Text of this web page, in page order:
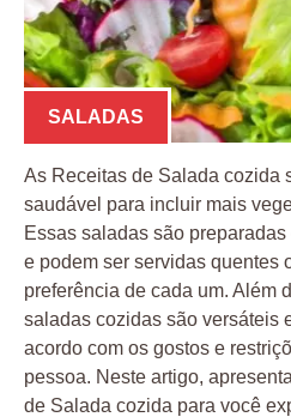
SALADAS
As Receitas de Salada cozida
saudável para incluir mais
Essas saladas são
e podem ser servidas quentes
preferência de cada um. Além
saladas cozidas são versáteis
acordo com os gostos e
pessoa. Neste artigo,
de Salada cozida para você